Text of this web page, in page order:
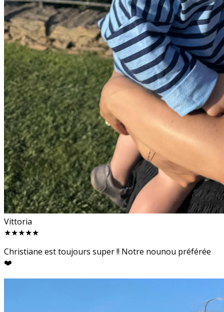
Vittoria
★★★★★
Christiane est toujours super !! Notre nounou préférée
❤️